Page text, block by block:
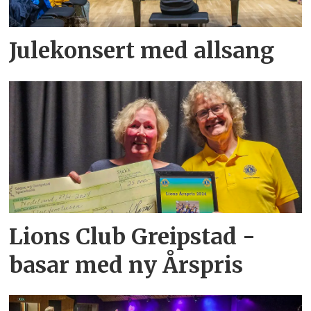
Julekonsert med allsang
Lions Club Greipstad -
basar med ny Årspris